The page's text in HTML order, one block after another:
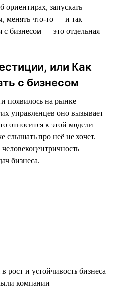
ориентирах, запускать
менять что-то — и так
с бизнесом — это отдельная
или Как
с бизнесом
появилось на рынке
управленцев оно вызывает
относится к этой модели
слышать про неё не хочет.
бизнеса.
рост и устойчивость бизнеса
компании